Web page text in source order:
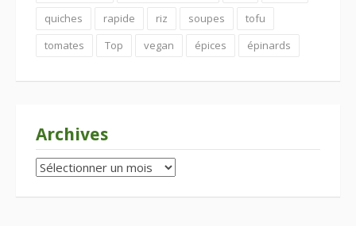
quiches
rapide riz soupes
tofu
tomates
Top vegan épices épinards
Archives
Archives